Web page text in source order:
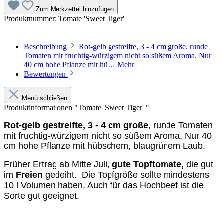
Zum Merkzettel hinzufügen
Produktnummer: Tomate 'Sweet Tiger'
Beschreibung
Rot-gelb gestreifte, 3 - 4 cm große, runde
Tomaten mit fruchtig-würzigem nicht so süßem Aroma. Nur
40 cm hohe Pflanze mit hü… Mehr
Bewertungen
Menü schließen
Produktinformationen "Tomate 'Sweet Tiger' "
Rot-gelb gestreifte, 3 - 4 cm große, runde Tomaten
mit fruchtig-würzigem nicht so süßem Aroma. Nur 40
cm hohe Pflanze mit hübschem, blau­grünem Laub.
Früher Ertrag ab Mitte Juli, gute Topftomate, die gut
im Freien gedeiht. Die Topfgröße sollte mindestens
10 l Volumen haben. Auch für das Hochbeet ist die
Sorte gut geeignet.